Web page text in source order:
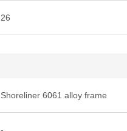
26
Shoreliner 6061 alloy frame